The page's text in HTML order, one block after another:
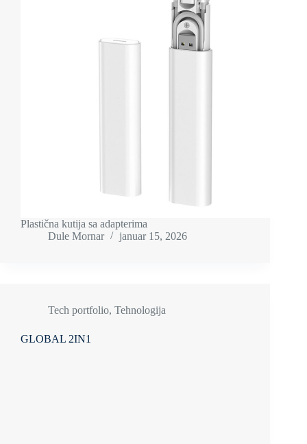
Plastična kutija sa adapterima
Dule Mornar
januar 15, 2026
Tech portfolio, Tehnologija
GLOBAL 2IN1